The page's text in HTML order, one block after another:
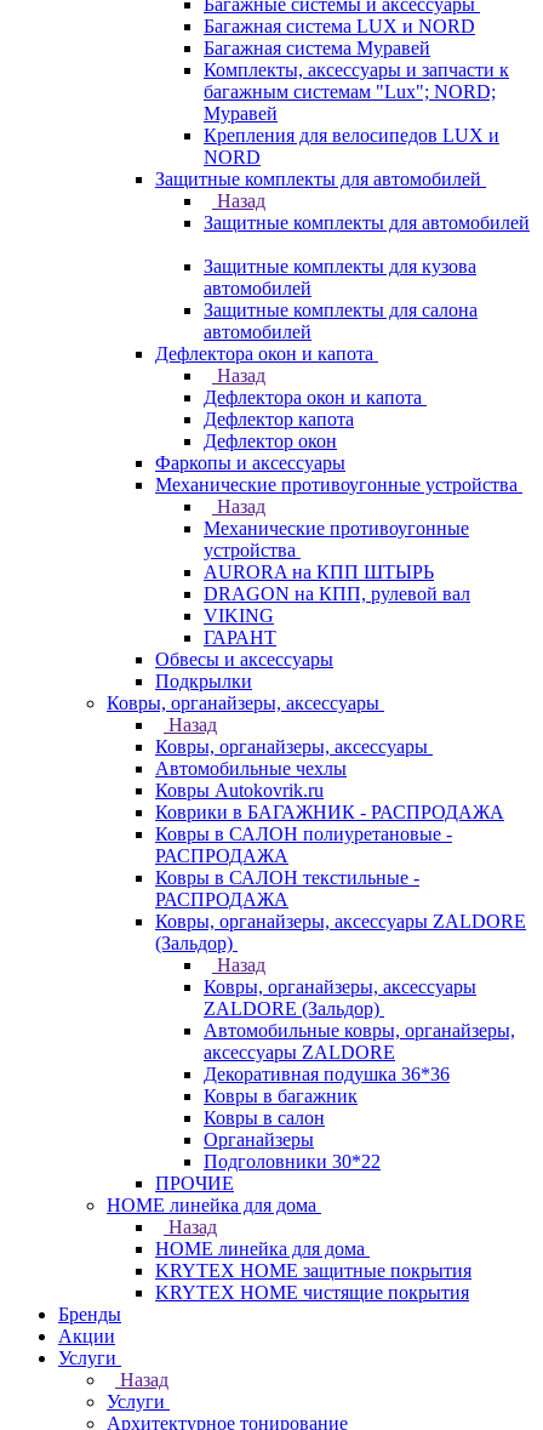
Багажные системы и аксессуары
Багажная система LUX и NORD
Багажная система Муравей
Комплекты, аксессуары и запчасти к
багажным системам "Lux"; NORD;
Муравей
Крепления для велосипедов LUX и
NORD
Защитные комплекты для автомобилей
Назад
Защитные комплекты для автомобилей
Защитные комплекты для кузова
автомобилей
Защитные комплекты для салона
автомобилей
Дефлектора окон и капота
Назад
Дефлектора окон и капота
Дефлектор капота
Дефлектор окон
Фаркопы и аксессуары
Механические противоугонные устройства
Назад
Механические противоугонные
устройства
AURORA на КПП ШТЫРЬ
DRAGON на КПП, рулевой вал
VIKING
ГАРАНТ
Обвесы и аксессуары
Подкрылки
Ковры, органайзеры, аксессуары
Назад
Ковры, органайзеры, аксессуары
Автомобильные чехлы
Ковры Autokovrik.ru
Коврики в БАГАЖНИК - РАСПРОДАЖА
Ковры в САЛОН полиуретановые -
РАСПРОДАЖА
Ковры в САЛОН текстильные -
РАСПРОДАЖА
Ковры, органайзеры, аксессуары ZALDORE
(Зальдор)
Назад
Ковры, органайзеры, аксессуары
ZALDORE (Зальдор)
Автомобильные ковры, органайзеры,
аксессуары ZALDORE
Декоративная подушка 36*36
Ковры в багажник
Ковры в салон
Органайзеры
Подголовники 30*22
ПРОЧИЕ
HOME линейка для дома
Назад
HOME линейка для дома
KRYTEX HOME защитные покрытия
KRYTEX HOME чистящие покрытия
Бренды
Акции
Услуги
Назад
Услуги
Архитектурное тонирование